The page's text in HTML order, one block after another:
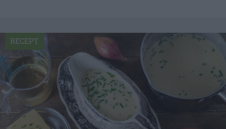
RECEPT